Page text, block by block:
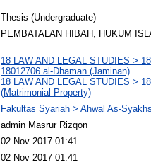
Thesis (Undergraduate)
PEMBATALAN HIBAH, HUKUM
18 LAW AND LEGAL STUDIES >
18012706 al-Dhaman (Jaminan)
18 LAW AND LEGAL STUDIES >
(Matrimonial Property)
Fakultas Syariah > Ahwal As-
admin Masrur Rizqon
02 Nov 2017 01:41
02 Nov 2017 01:41